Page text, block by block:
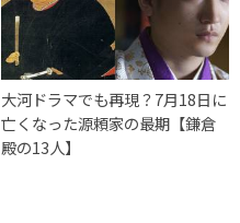
大河ドラマでも再現？7月18日に
亡くなった源頼家の最期【鎌倉
殿の13人】